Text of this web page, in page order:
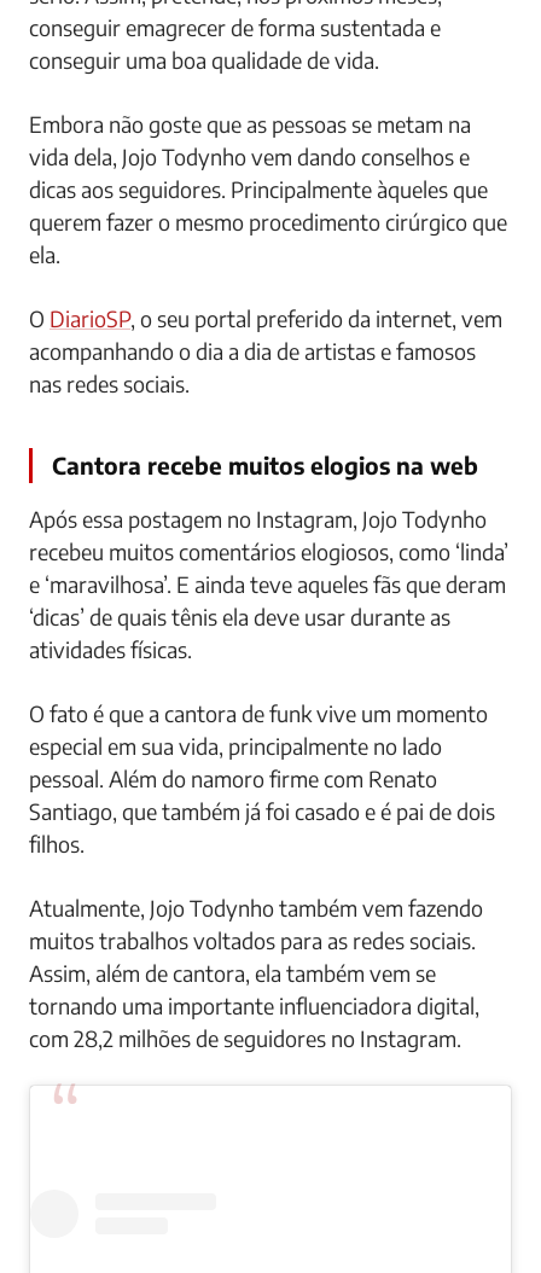
conseguir emagrecer de forma sustentada e
conseguir uma boa qualidade de vida.
Embora não goste que as pessoas se metam na
vida dela, Jojo Todynho vem dando conselhos e
dicas aos seguidores. Principalmente àqueles que
querem fazer o mesmo procedimento cirúrgico que
ela.
O DiarioSP, o seu portal preferido da internet, vem
acompanhando o dia a dia de artistas e famosos
nas redes sociais.
Cantora recebe muitos elogios na web
Após essa postagem no Instagram, Jojo Todynho
recebeu muitos comentários elogiosos, como ‘linda’
e ‘maravilhosa’. E ainda teve aqueles fãs que deram
‘dicas’ de quais tênis ela deve usar durante as
atividades físicas.
O fato é que a cantora de funk vive um momento
especial em sua vida, principalmente no lado
pessoal. Além do namoro firme com Renato
Santiago, que também já foi casado e é pai de dois
filhos.
Atualmente, Jojo Todynho também vem fazendo
muitos trabalhos voltados para as redes sociais.
Assim, além de cantora, ela também vem se
tornando uma importante influenciadora digital,
com 28,2 milhões de seguidores no Instagram.